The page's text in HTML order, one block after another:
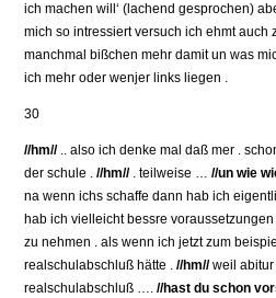
ich machen will‘ (lachend gesprochen)
mich so intressiert versuch ich ehmt auch
manchmal bißchen mehr damit un was
ich mehr oder wenjer links liegen .
30
//hm//.. also ich denke mal daß mer .
der schule .//hm//. teilweise …//un wie
na wenn ichs schaffe dann hab ich
hab ich vielleicht bessre
zu nehmen . als wenn ich jetzt zum
realschulabschluß hätte .//hm//weil abitur
realschulabschluß ….//hast du schon